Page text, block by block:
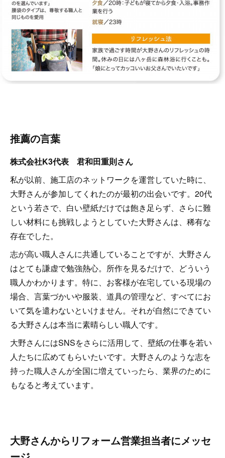
推薦の言葉
株式会社K3代表 君和田重則さん
私が以前、施工店のネットワークを運営していた時に、
大野さんが参加してくれたのが最初の出会いです。20代
という若さで、白い壁紙だけでは飽き足らず、さらに難
しい材料にも挑戦しようとしていた大野さんは、稀有な
存在でした。
志が高い職人さんに共通していることですが、大野さん
はとても謙虚で勉強熱心。所作を見るだけで、どういう
職人かわかります。特に、お客様が在宅している現場の
場合、言葉づかいや服装、道具の管理など、すべてにお
いて気を遣わないといけません。それが自然にできてい
る大野さんは本当に素晴らしい職人です。
大野さんにはSNSをさらに活用して、壁紙の仕事を若い
人たちに広めてもらいたいです。大野さんのような志を
持った職人さんが全国に増えていったら、業界のために
もなると考えています。
大野さんからリフォーム営業担当者にメッセ